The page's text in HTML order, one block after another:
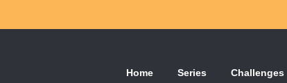
Home Series Challenges